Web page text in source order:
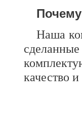
Наша
качество